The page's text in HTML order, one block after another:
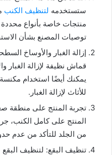
ستستخدمه لتنظيف الكنب
منتجات خاصة بأنواع
توصيات المصنع بشأن
إزالة الغبار والأوساخ
قماش نظيفة لإزالة الغبار
يمكنك أيضًا استخدام
للأثاث لإزالة الغبار.
تجربة المنتج على منطقة
المنتج على كامل الكنب،
من الجلد للتأكد من عدم
تنظيف البقع: لتنظيف البقع